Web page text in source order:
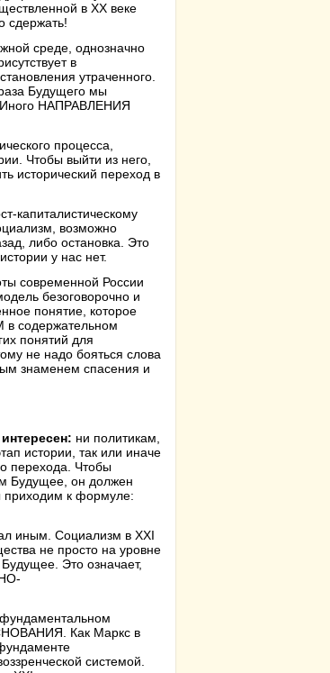
в XX веке
сдержать!
среде, однозначно
в
утраченного.
Будущего мы
Иного НАПРАВЛЕНИЯ
процесса,
Чтобы выйти из него,
исторический переход в
капиталистическому
возможно
либо остановка. Это
у нас нет.
современной России
безоговорочно и
понятие, которое
в содержательном
понятий для
не надо бояться слова
знаменем спасения и
ни политикам,
истории, так или иначе
перехода. Чтобы
Будущее, он должен
приходим к формуле:
иным. Социализм в XXI
не просто на уровне
Это означает,
фундаментальном
Как Маркс в
системой.